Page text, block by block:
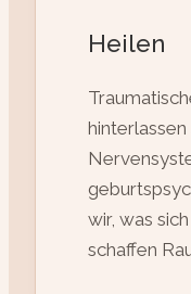
Heilen
wir, was
schaffen